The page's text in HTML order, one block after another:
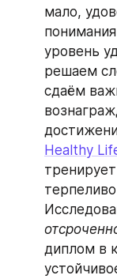
мало,
уровень
решаем
сдаём
Healthy
диплом в